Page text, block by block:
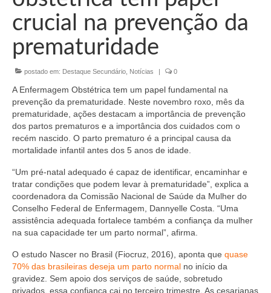
Conselheiros e Diretoria
Câmaras Técnicas
Carta de Serviços ao Cidadão
Governança
Transparência e Prestação de Contas
Eleições
Eleições Triênio 2027-2029
Eleições 2023
Eleições Anteriores
Editais e licitação
crucial na prevenção da
prematuridade
postado em: Destaque Secundário Notícias | 0
A Enfermagem Obstétrica tem um papel fundamental na
prevenção da prematuridade. Neste novembro roxo, mês da
prematuridade, ações destacam a importância de prevenção
dos partos prematuros e a importância dos cuidados com o
recém nascido. O parto prematuro é a principal causa da
mortalidade infantil antes dos 5 anos de idade.
“Um pré-natal adequado é capaz de identificar, encaminhar e
tratar condições que podem levar à prematuridade”, explica a
coordenadora da Comissão Nacional de Saúde da Mulher do
Conselho Federal de Enfermagem, Dannyelle Costa. “Uma
assistência adequada fortalece também a confiança da mulher
na sua capacidade ter um parto normal”, afirma.
O estudo Nascer no Brasil (Fiocruz, 2016), aponta que quase
70% das brasileiras deseja um parto normal no início da
gravidez. Sem apoio dos serviços de saúde, sobretudo
privados, essa confiança cai no terceiro trimestre. As cesarianas